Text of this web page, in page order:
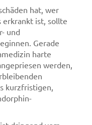
hat, wer
erkrankt ist, sollte
und
Gerade
harte
werden,
kurzfristigen,